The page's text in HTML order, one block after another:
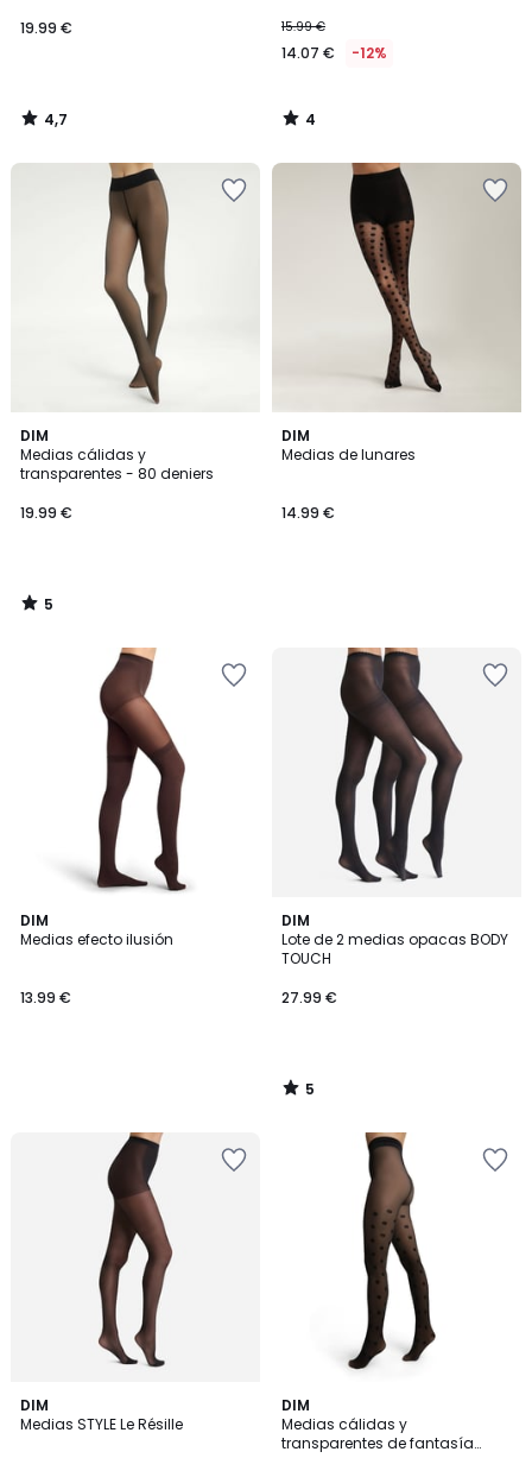
19.99 €
4,7
/
15.99 €
14.07 € -12%
4
/
DIM
Medias cálidas y
transparentes - 80 deniers
19.99 €
5
/
5
5
/
DIM
Medias de lunares
14.99 €
DIM
Medias efecto ilusión
13.99 €
DIM
Lote de 2 medias opacas BODY
TOUCH
27.99 €
5
/
5
5
/
DIM
Medias STYLE Le Résille
DIM
Medias cálidas y
transparentes de fantasía
2
/
5